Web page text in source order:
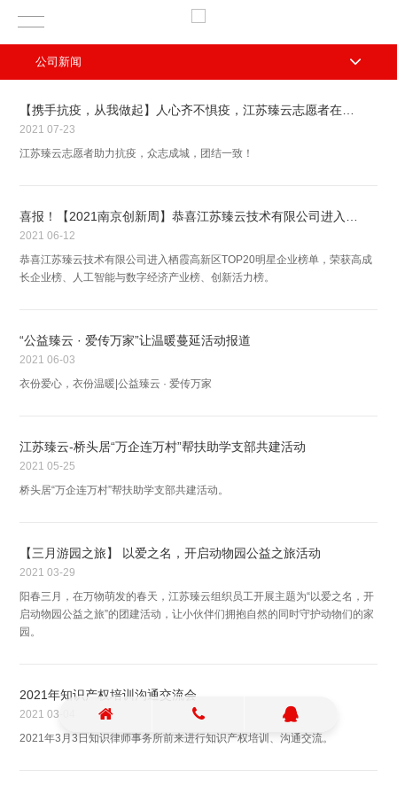
2021 07-23
江苏臻云志愿者助力抗疫，众志成城，团结一致！
2021 06-12
恭喜江苏臻云技术有限公司进入栖霞高新区TOP20明星企业榜单，荣获高成
长企业榜、人工智能与数字经济产业榜、创新活力榜。
“公益臻云 · 爱传万家”让温暖蔓延活动报道
2021 06-03
衣份爱心，衣份温暖|公益臻云 · 爱传万家
江苏臻云-桥头居“万企连万村”帮扶助学支部共建活动
2021 05-25
桥头居“万企连万村”帮扶助学支部共建活动。
【三月游园之旅】 以爱之名，开启动物园公益之旅活动
2021 03-29
阳春三月，在万物萌发的春天，江苏臻云组织员工开展主题为“以爱之名，开
启动物园公益之旅”的团建活动，让小伙伴们拥抱自然的同时守护动物们的家
园。
2021年知识产权培训沟通交流会
2021 03-04
2021年3月3日知识律师事务所前来进行知识产权培训、沟通交流。
公司新闻